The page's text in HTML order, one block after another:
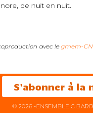
de nuit en nuit.
avec legmem-
S'abonner à la
© 2026 -ENSEMBLE C